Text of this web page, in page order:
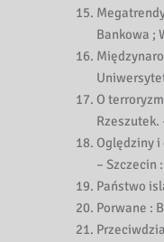
Bankowa ;
O
Rzeszutek.
Oględziny i
– Szczecin
Państwo
Porwane :